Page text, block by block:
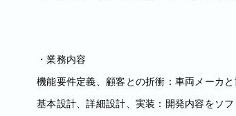
・業務内容
機能要件定義、顧客との折衝：車両メーカ
基本設計、詳細設計、実装：開発内容をソ